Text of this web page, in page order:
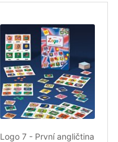
Logo 7 - První angličtina